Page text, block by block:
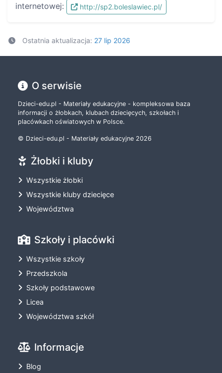
internetowej:
http://sp2.boleslawiec.pl/
Ostatnia aktualizacja: 27 lip 2026
O serwisie
Dzieci-edu.pl - Materiały edukacyjne - kompleksowa baza
informacji o żłobkach, klubach dziecięcych, szkołach i
placówkach oświatowych w Polsce.
© Dzieci-edu.pl - Materiały edukacyjne 2026
Żłobki i kluby
Wszystkie żłobki
Wszystkie kluby dziecięce
Województwa
Szkoły i placówki
Wszystkie szkoły
Przedszkola
Szkoły podstawowe
Licea
Województwa szkół
Informacje
Blog